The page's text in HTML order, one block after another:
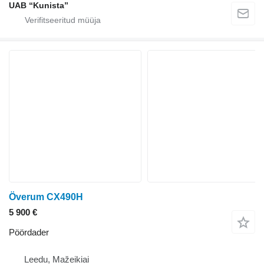
UAB “Kunista”
Överum CX490H
5 900 €
Pöördader
Leedu, Mažeikiai